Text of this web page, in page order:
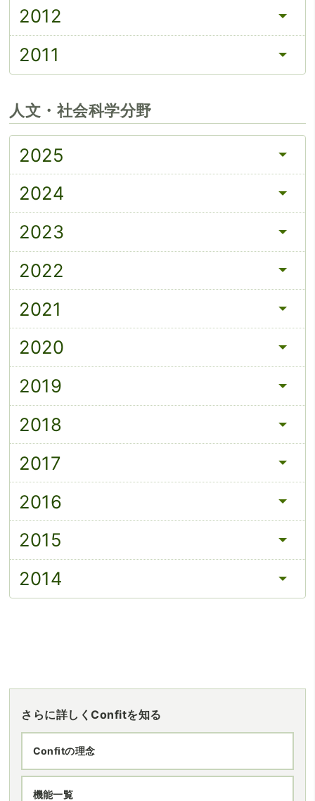
2012
2011
人文・社会科学分野
2025
2024
2023
2022
2021
2020
2019
2018
2017
2016
2015
2014
さらに詳しくConfitを知る
Confitの理念
機能一覧